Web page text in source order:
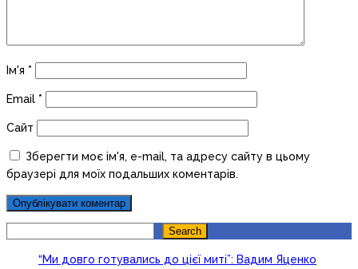
Ім'я *
Email *
Сайт
Зберегти моє ім'я, e-mail, та адресу сайту в цьому
браузері для моїх подальших коментарів.
Search
“Ми довго готувались до цієї миті”: Вадим Яценко